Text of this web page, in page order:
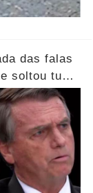
das falas
soltou tudo